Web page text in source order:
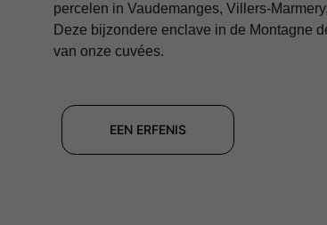
percelen in Vaudemanges, Villers-
Deze bijzondere enclave in de Montagne
van onze cuvées.
EEN ERFENIS